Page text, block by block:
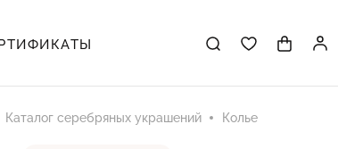
Каталог серебряных украшений Колье